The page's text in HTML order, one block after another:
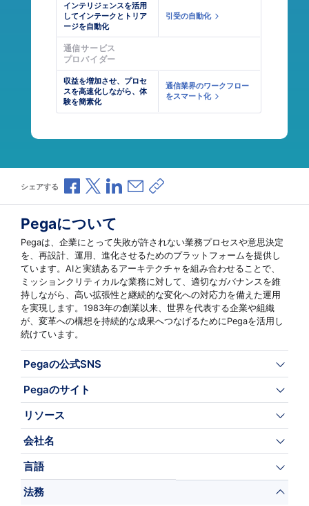
インテリジェンスを活用
してインテークとトリア
ージを自動化
引受の自動化
通信サービス
プロバイダー
収益を増加させ、プロセ
スを高速化しながら、体
験を簡素化
通信業界のワークフロー
をスマート化
シェアする Facebookで共有
Xで共有LinkedInで共有
メールで共有
共有リンクをコピー
Pegaについて
Pegaは、企業にとって失敗が許されない業務プロセスや意思決定
を、再設計、運用、進化させるためのプラットフォームを提供し
ています。AIと実績あるアーキテクチャを組み合わせることで、
ミッションクリティカルな業務に対して、適切なガバナンスを維
持しながら、高い拡張性と継続的な変化への対応力を備えた運用
を実現します。1983年の創業以来、世界を代表する企業や組織
が、変革への構想を持続的な成果へつなげるためにPegaを活用し
続けています。
Pegaの公式SNS
Pegaのサイト
リソース
会社名
言語
法務